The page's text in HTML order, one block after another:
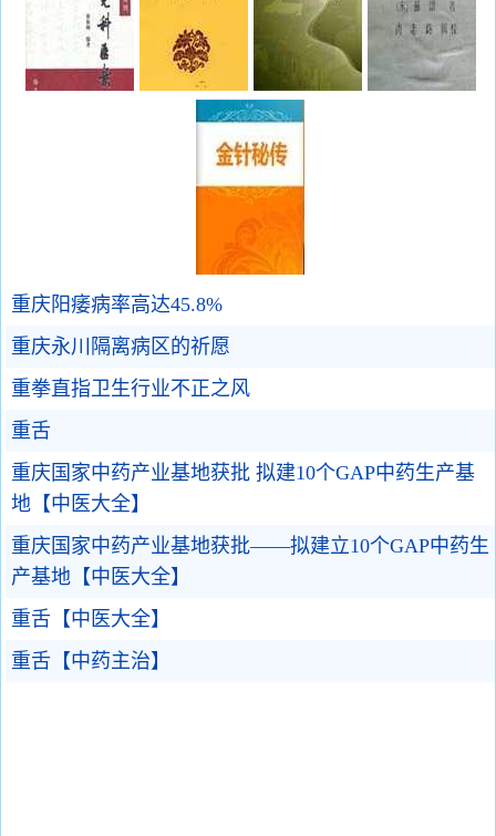
重庆阳痿病率高达45.8%
重庆永川隔离病区的祈愿
重拳直指卫生行业不正之风
重舌
重庆国家中药产业基地获批 拟建10个GAP中药生产基
地【中医大全】
重庆国家中药产业基地获批——拟建立10个GAP中药生
产基地【中医大全】
重舌【中医大全】
重舌【中药主治】